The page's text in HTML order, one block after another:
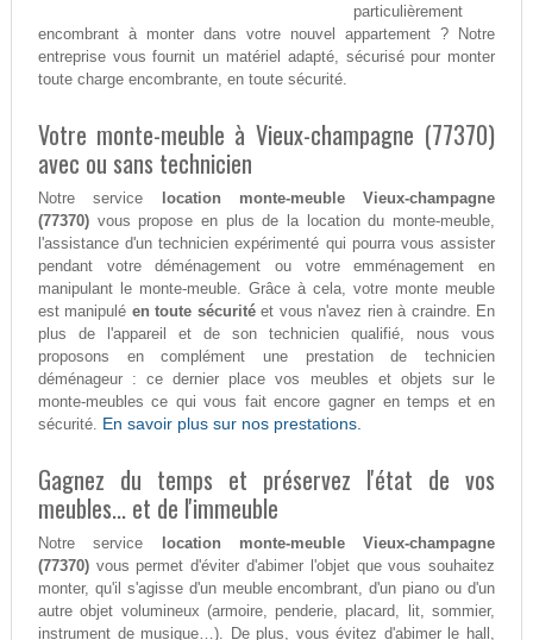
particulièrement
encombrant à monter dans votre nouvel appartement ? Notre
entreprise vous fournit un matériel adapté, sécurisé pour monter
toute charge encombrante, en toute sécurité.
Votre monte-meuble à Vieux-champagne (77370)
avec ou sans technicien
Notre service
location monte-meuble Vieux-champagne
(77370)vous propose en plus de la location du monte-meuble,
l'assistance d'un technicien expérimenté qui pourra vous assister
pendant votre déménagement ou votre emménagement en
manipulant le monte-meuble. Grâce à cela, votre monte meuble
est manipulé en toute sécuritéet vous n'avez rien à craindre. En
plus de l'appareil et de son technicien qualifié, nous vous
proposons en complément une prestation de technicien
déménageur : ce dernier place vos meubles et objets sur le
monte-meubles ce qui vous fait encore gagner en temps et en
sécurité. En savoir plus sur nos prestations.
Gagnez du temps et préservez l'état de vos
meubles... et de l'immeuble
Notre service
location monte-meuble Vieux-champagne
(77370)vous permet d'éviter d'abimer l'objet que vous souhaitez
monter, qu'il s'agisse d'un meuble encombrant, d'un piano ou d'un
autre objet volumineux (armoire, penderie, placard, lit, sommier,
instrument de musique…). De plus, vous évitez d'abimer le hall,